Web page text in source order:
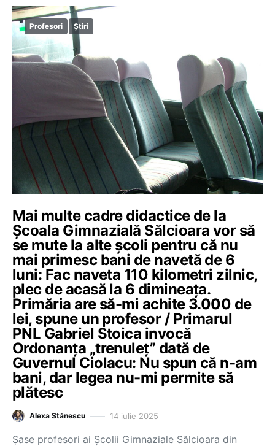
Profesori Știri
Mai multe cadre didactice de la
Școala Gimnazială Sălcioara vor să
se mute la alte școli pentru că nu
mai primesc bani de navetă de 6
luni: Fac naveta 110 kilometri zilnic,
plec de acasă la 6 dimineața.
Primăria are să-mi achite 3.000 de
lei, spune un profesor / Primarul
PNL Gabriel Stoica invocă
Ordonanța „trenuleț” dată de
Guvernul Ciolacu: Nu spun că n-am
bani, dar legea nu-mi permite să
plătesc
Alexa Stănescu 14 iulie 2025
Șase profesori ai Școlii Gimnaziale Sălcioara din